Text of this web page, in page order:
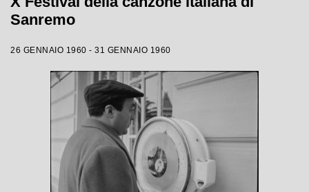
Sanremo
26 GENNAIO 1960 - 31 GENNAIO 1960